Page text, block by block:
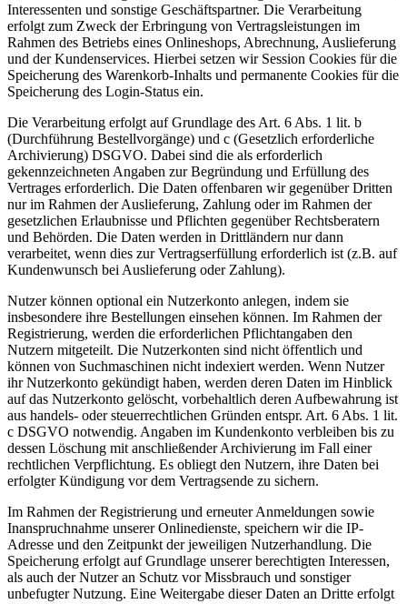
Interessenten und sonstige Geschäftspartner. Die Verarbeitung
erfolgt zum Zweck der Erbringung von Vertragsleistungen im
Rahmen des Betriebs eines Onlineshops, Abrechnung, Auslieferung
und der Kundenservices. Hierbei setzen wir Session Cookies für die
Speicherung des Warenkorb-Inhalts und permanente Cookies für die
Speicherung des Login-Status ein.
Die Verarbeitung erfolgt auf Grundlage des Art. 6 Abs. 1 lit. b
(Durchführung Bestellvorgänge) und c (Gesetzlich erforderliche
Archivierung) DSGVO. Dabei sind die als erforderlich
gekennzeichneten Angaben zur Begründung und Erfüllung des
Vertrages erforderlich. Die Daten offenbaren wir gegenüber Dritten
nur im Rahmen der Auslieferung, Zahlung oder im Rahmen der
gesetzlichen Erlaubnisse und Pflichten gegenüber Rechtsberatern
und Behörden. Die Daten werden in Drittländern nur dann
verarbeitet, wenn dies zur Vertragserfüllung erforderlich ist (z.B. auf
Kundenwunsch bei Auslieferung oder Zahlung).
Nutzer können optional ein Nutzerkonto anlegen, indem sie
insbesondere ihre Bestellungen einsehen können. Im Rahmen der
Registrierung, werden die erforderlichen Pflichtangaben den
Nutzern mitgeteilt. Die Nutzerkonten sind nicht öffentlich und
können von Suchmaschinen nicht indexiert werden. Wenn Nutzer
ihr Nutzerkonto gekündigt haben, werden deren Daten im Hinblick
auf das Nutzerkonto gelöscht, vorbehaltlich deren Aufbewahrung ist
aus handels- oder steuerrechtlichen Gründen entspr. Art. 6 Abs. 1 lit.
c DSGVO notwendig. Angaben im Kundenkonto verbleiben bis zu
dessen Löschung mit anschließender Archivierung im Fall einer
rechtlichen Verpflichtung. Es obliegt den Nutzern, ihre Daten bei
erfolgter Kündigung vor dem Vertragsende zu sichern.
Im Rahmen der Registrierung und erneuter Anmeldungen sowie
Inanspruchnahme unserer Onlinedienste, speichern wir die IP-
Adresse und den Zeitpunkt der jeweiligen Nutzerhandlung. Die
Speicherung erfolgt auf Grundlage unserer berechtigten Interessen,
als auch der Nutzer an Schutz vor Missbrauch und sonstiger
unbefugter Nutzung. Eine Weitergabe dieser Daten an Dritte erfolgt